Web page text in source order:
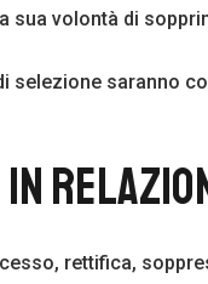
sua volontà di
selezione saranno
rettifica,